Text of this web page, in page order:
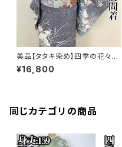
美品【タタキ染め】四季の花々
訪問着正絹 袷s209
¥16,800
同じカテゴリの商品